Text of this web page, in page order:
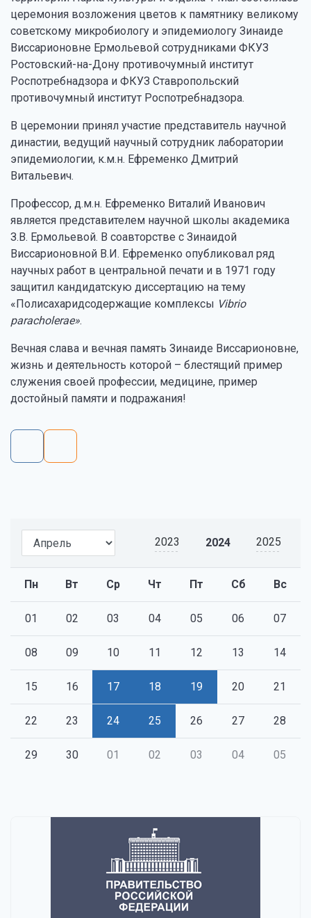
2023 2024 2025
Пн Вт Ср Чт Пт Сб Вс
01 02 03 04 05 06 07
08 09 10 11 12 13 14
15 16 17 18 19 20 21
22 23 24 25 26 27 28
29 30 01 02 03 04 05
церемония возложения цветов к памятнику великому
советскому микробиологу и эпидемиологу Зинаиде
Виссарионовне Ермольевой сотрудниками ФКУЗ
Ростовский-на-Дону противочумный институт
Роспотребнадзора и ФКУЗ Ставропольский
противочумный институт Роспотребнадзора.
В церемонии принял участие представитель научной
династии, ведущий научный сотрудник лаборатории
эпидемиологии, к.м.н. Ефременко Дмитрий
Витальевич.
Профессор, д.м.н. Ефременко Виталий Иванович
является представителем научной школы академика
З.В. Ермольевой. В соавторстве с Зинаидой
Виссарионовной В.И. Ефременко опубликовал ряд
научных работ в центральной печати и в 1971 году
защитил кандидатскую диссертацию на тему
«Полисахаридсодержащие комплексы Vibrio
paracholerae».
Вечная слава и вечная память Зинаиде Виссарионовне,
жизнь и деятельность которой – блестящий пример
служения своей профессии, медицине, пример
достойный памяти и подражания!